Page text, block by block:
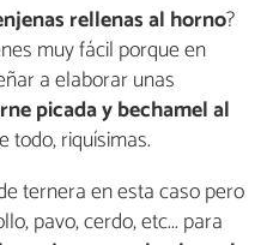
rellenas al horno?
muy fácil porque en
a elaborar unas
picada y bechamel al
todo, riquísimas.
ternera en esta caso pero
pavo, cerdo, etc... para